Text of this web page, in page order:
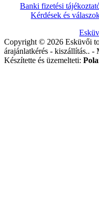
Banki fizetési
Kérdések és
Copyright © 2026 Esküvői
árajánlatkérés - kiszállítás.. -
Készítette és üzemelteti: